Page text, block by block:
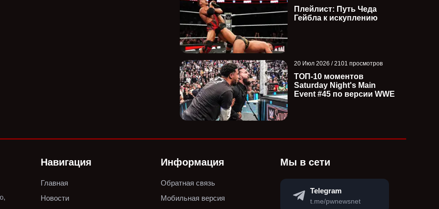
Плейлист: Путь Чеда
Гейбла к искуплению
20 Июл 2026 / 2101 просмотров
ТОП-10 моментов
Saturday Night's Main
Event #45 по версии WWE
Навигация
Главная
Новости
Информация
Обратная связь
Мобильная версия
Мы в сети
Telegram
t.me/pwnewsnet